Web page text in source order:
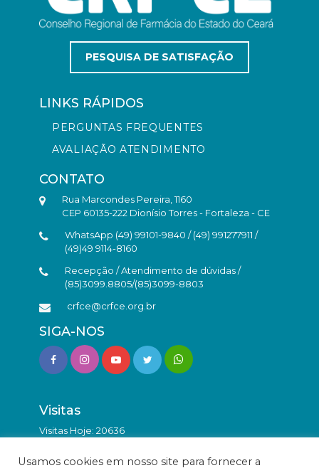
PESQUISA DE SATISFAÇÃO
LINKS RÁPIDOS
PERGUNTAS FREQUENTES
AVALIAÇÃO ATENDIMENTO
CONTATO
Rua Marcondes Pereira, 1160
CEP 60135-222 Dionísio Torres - Fortaleza - CE
WhatsApp (49) 99101-9840 / (49) 991277911 /
(49)49 9114-8160
Recepção / Atendimento de dúvidas /
(85)3099.8805/(85)3099-8803
crfce@crfce.org.br
SIGA-NOS
Visitas
Visitas Hoje: 20636
Usamos cookies em nosso site para fornecer a